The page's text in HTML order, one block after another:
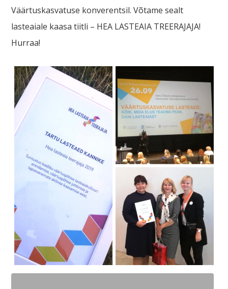
Väärtuskasvatuse konverentsil. Võtame sealt
lasteaiale kaasa tiitli – HEA LASTEAIA TREERAJAJA!
Hurraa!